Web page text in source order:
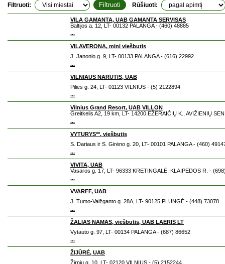
Filtruoti: Rūšiuoti:
VILA GAMANTA, UAB GAMANTA SERVISAS
Baltijos a. 12, LT- 00132 PALANGA - (460) 48885
...
VILAVERONA, mini viešbutis
J. Janonio g. 9, LT- 00133 PALANGA - (616) 22992
...
VILNIAUS NARUTIS, UAB
Pilies g. 24, LT- 01123 VILNIUS - (5) 2122894
...
Vilnius Grand Resort, UAB VILLON
Greitkelis A2, 19 km, LT- 14200 EŽERAIČIŲ K., AVIŽIENIŲ
...
VYTURYS**, viešbutis
S. Dariaus ir S. Girėno g. 20, LT- 00101 PALANGA - (460)
...
VIVITA, UAB
Vasaros g. 17, LT- 96333 KRETINGALĖ, KLAIPĖDOS R. -
...
VVARFF, UAB
J. Tumo-Vaižganto g. 28A, LT- 90125 PLUNGĖ - (448) 73078
...
ŽALIAS NAMAS, viešbutis, UAB LAERIS LT
Vytauto g. 97, LT- 00134 PALANGA - (687) 86652
...
ŽIJŪRĖ, UAB
Žirnių g. 10, LT- 02120 VILNIUS - (5) 2152244